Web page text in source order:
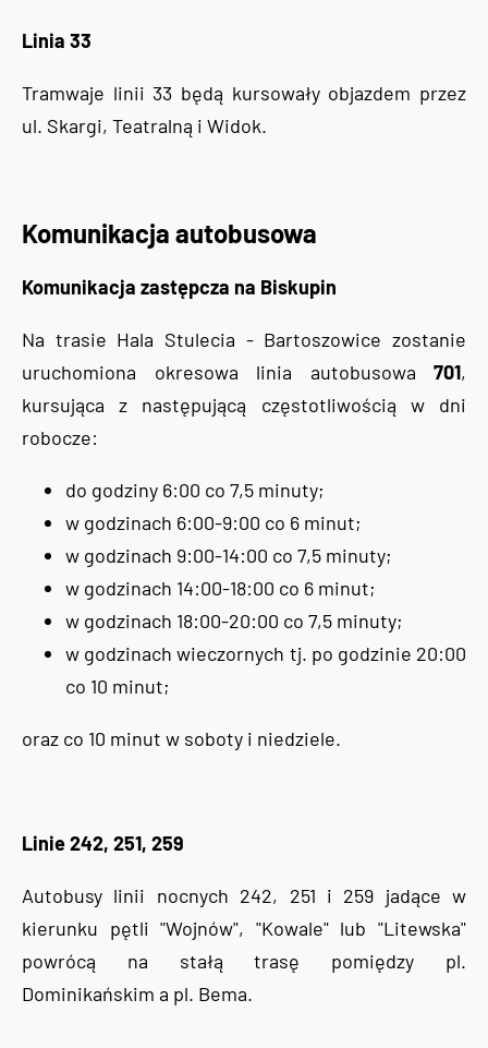
Linia 33
Tramwaje linii 33 będą kursowały objazdem przez
ul. Skargi, Teatralną i Widok.
Komunikacja autobusowa
Komunikacja zastępcza na Biskupin
Na trasie Hala Stulecia - Bartoszowice zostanie
uruchomiona okresowa linia autobusowa 701,
kursująca z następującą częstotliwością w dni
robocze:
do godziny 6:00 co 7,5 minuty;
w godzinach 6:00-9:00 co 6 minut;
w godzinach 9:00-14:00 co 7,5 minuty;
w godzinach 14:00-18:00 co 6 minut;
w godzinach 18:00-20:00 co 7,5 minuty;
w godzinach wieczornych tj. po godzinie 20:00
co 10 minut;
oraz co 10 minut w soboty i niedziele.
Linie 242, 251, 259
Autobusy linii nocnych 242, 251 i 259 jadące w
kierunku pętli "Wojnów", "Kowale" lub "Litewska"
powrócą na stałą trasę pomiędzy pl.
Dominikańskim a pl. Bema.